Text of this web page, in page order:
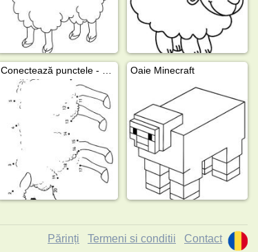
Oaie Minecraft
Părinți Termeni si conditii Contact